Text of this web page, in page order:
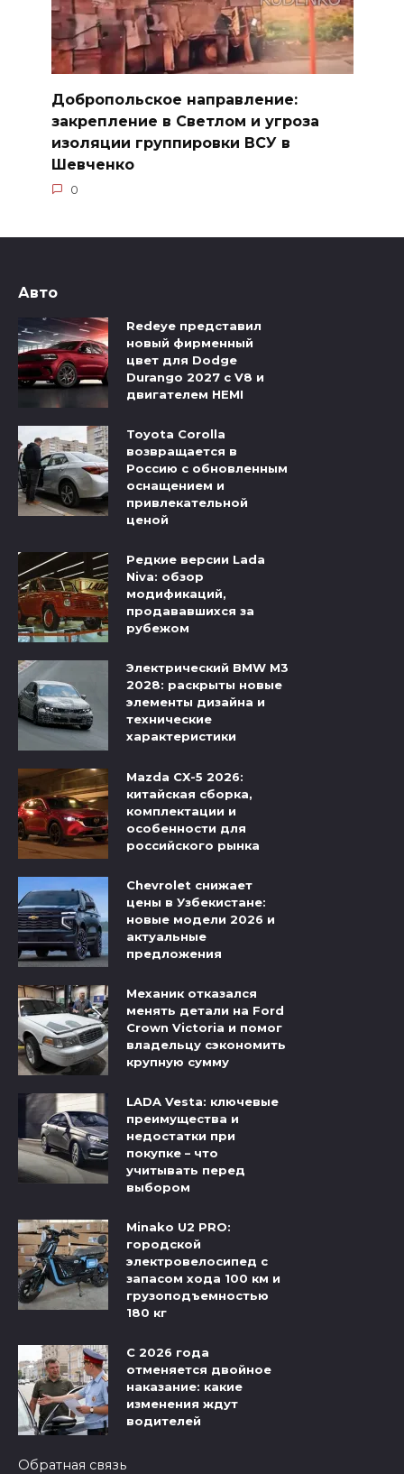
Добропольское направление:
закрепление в Светлом и угроза
изоляции группировки ВСУ в
Шевченко
0
Авто
Redeye представил
новый фирменный
цвет для Dodge
Durango 2027 с V8 и
двигателем HEMI
Toyota Corolla
возвращается в
Россию с обновленным
оснащением и
привлекательной
ценой
Редкие версии Lada
Niva: обзор
модификаций,
продававшихся за
рубежом
Электрический BMW M3
2028: раскрыты новые
элементы дизайна и
технические
характеристики
Mazda CX-5 2026:
китайская сборка,
комплектации и
особенности для
российского рынка
Chevrolet снижает
цены в Узбекистане:
новые модели 2026 и
актуальные
предложения
Механик отказался
менять детали на Ford
Crown Victoria и помог
владельцу сэкономить
крупную сумму
LADA Vesta: ключевые
преимущества и
недостатки при
покупке – что
учитывать перед
выбором
Minako U2 PRO:
городской
электровелосипед с
запасом хода 100 км и
грузоподъемностью
180 кг
С 2026 года
отменяется двойное
наказание: какие
изменения ждут
водителей
Обратная связь